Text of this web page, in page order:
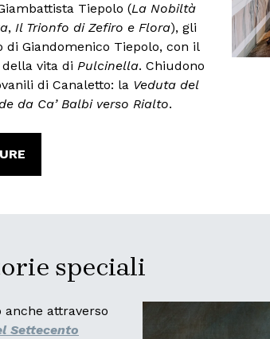
Tiepolo (La Nobiltà
, Il Trionfo di Zefiro e Flora), gli
Giandomenico Tiepolo, con il
vita di Pulcinella. Chiudono
di Canaletto: la Veduta del
da Ca’ Balbi verso Rialto.
speciali
anche attraverso
Settecento